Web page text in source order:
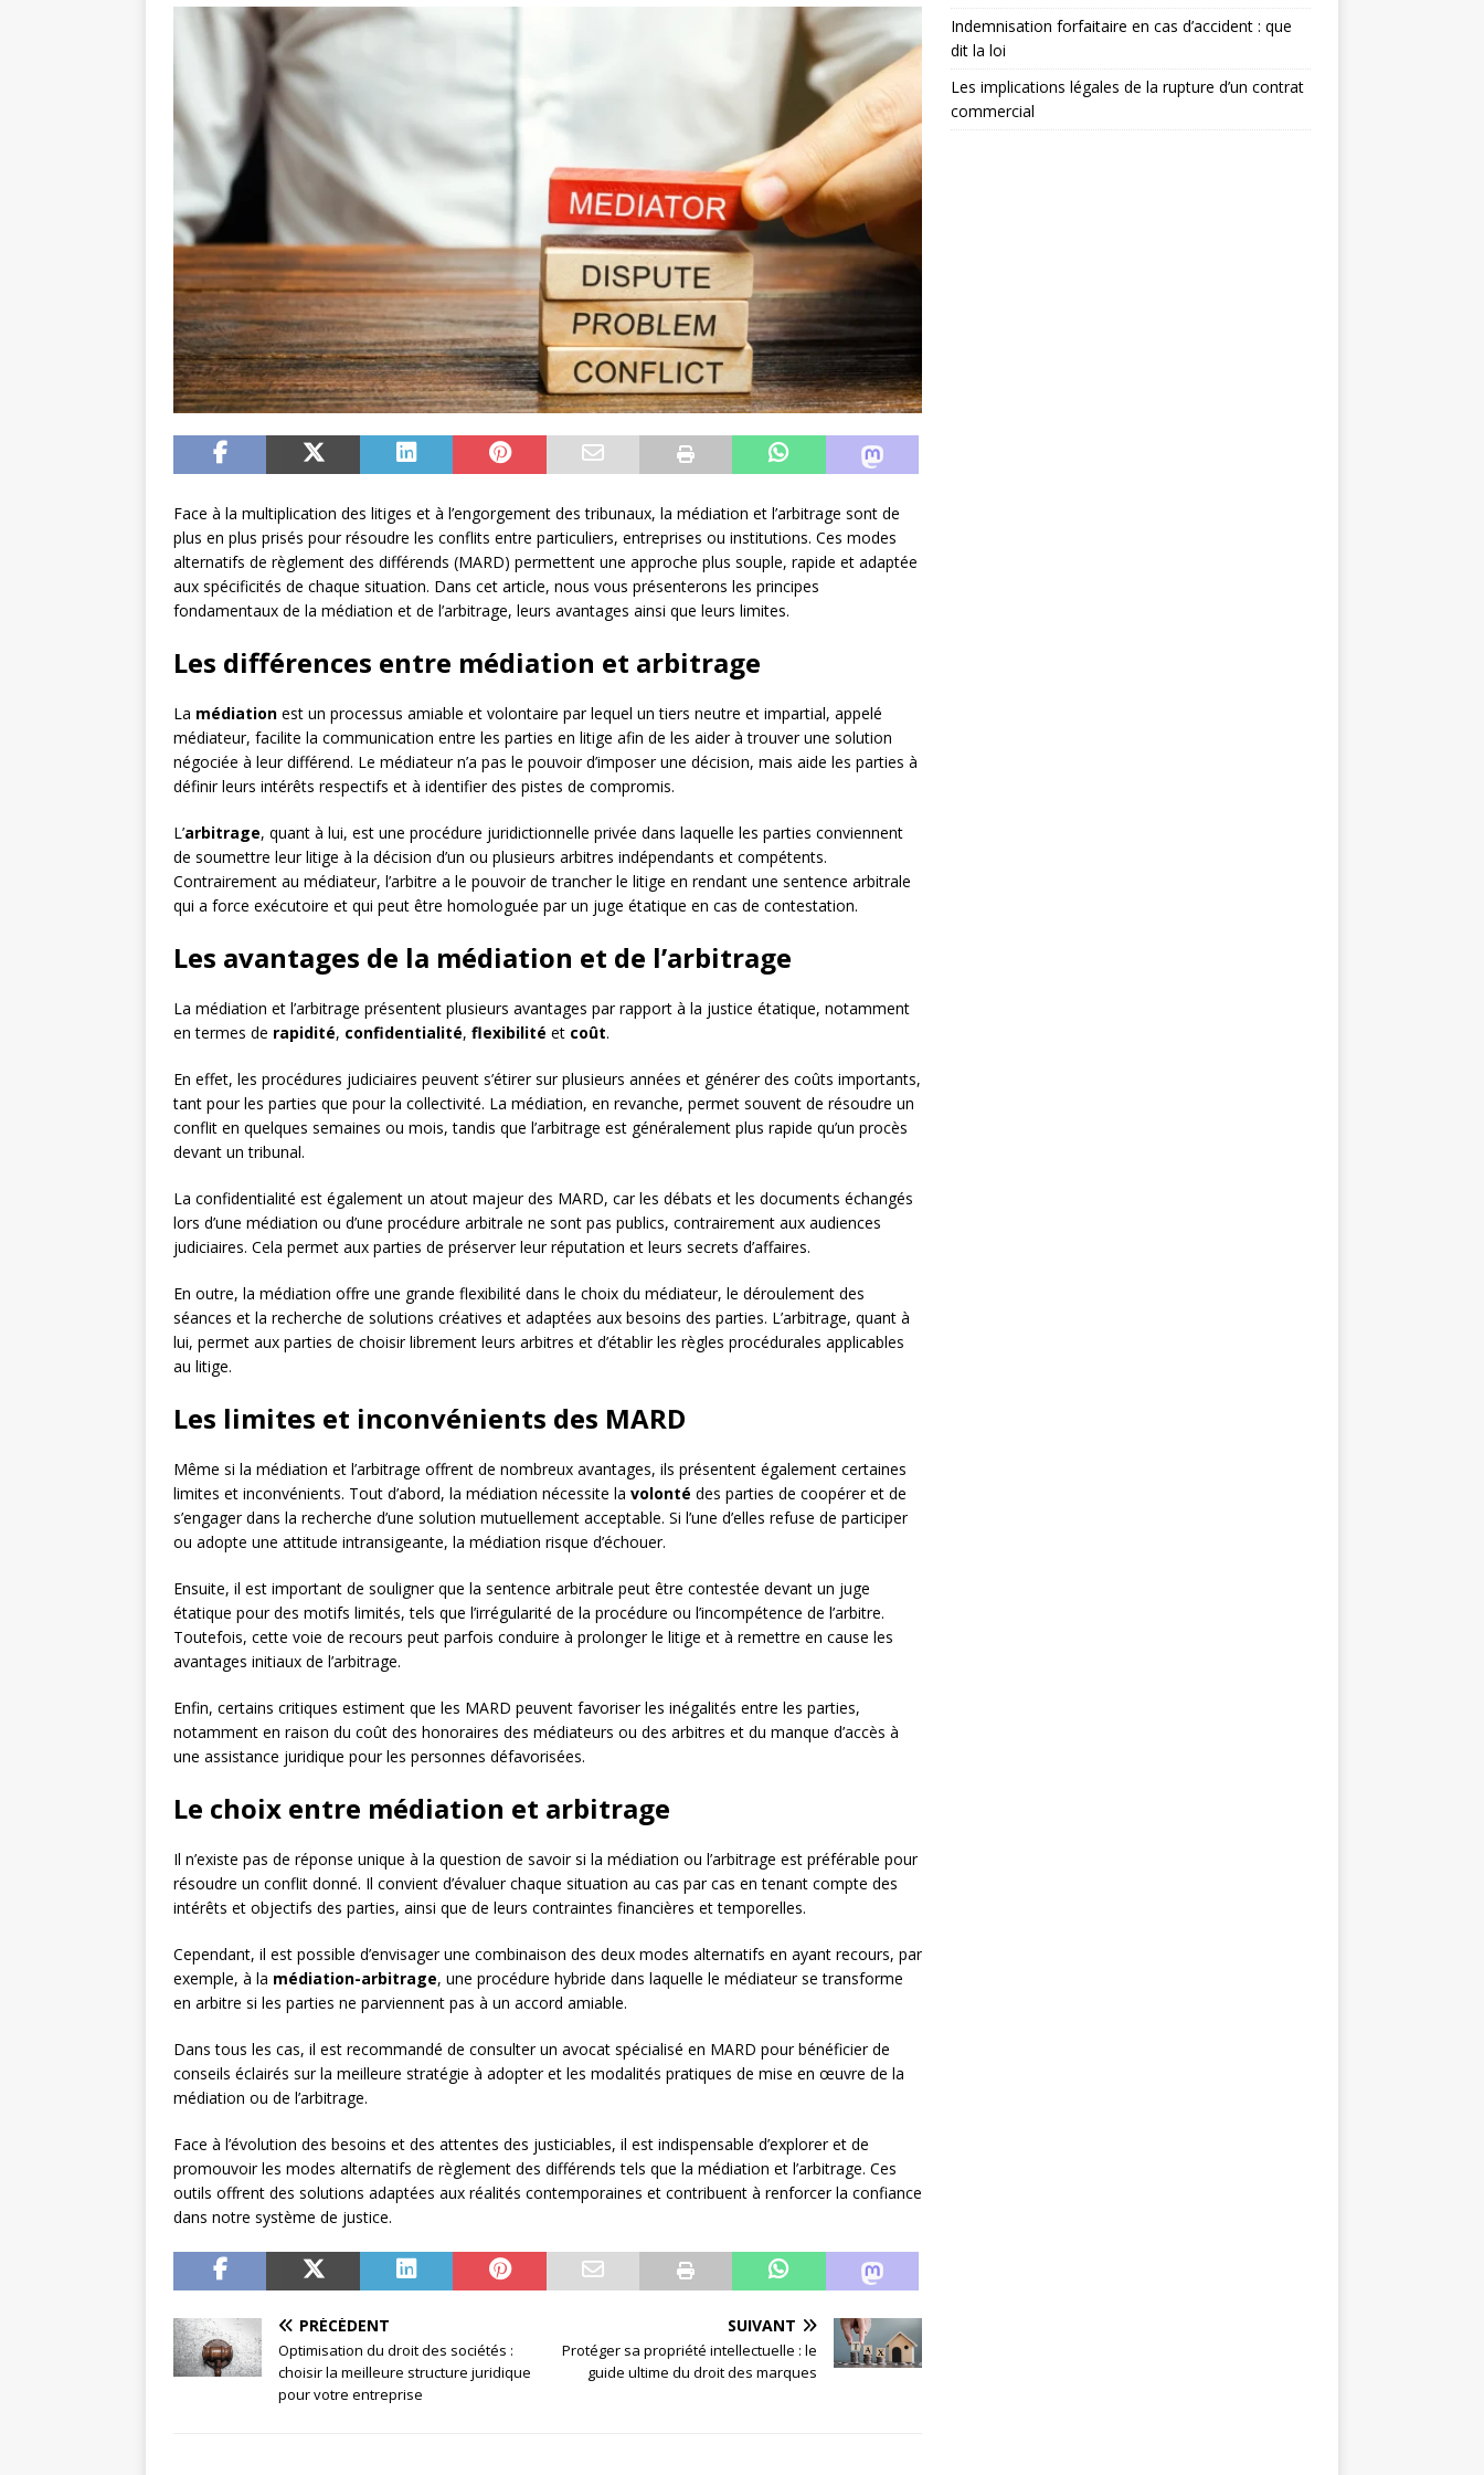
Face à la multiplication des litiges et à l’engorgement des tribunaux, la médiation et l’arbitrage sont de
plus en plus prisés pour résoudre les conflits entre particuliers, entreprises ou institutions. Ces modes
alternatifs de règlement des différends (MARD) permettent une approche plus souple, rapide et adaptée
aux spécificités de chaque situation. Dans cet article, nous vous présenterons les principes
fondamentaux de la médiation et de l’arbitrage, leurs avantages ainsi que leurs limites.
Les différences entre médiation et arbitrage
La médiation est un processus amiable et volontaire par lequel un tiers neutre et impartial, appelé
médiateur, facilite la communication entre les parties en litige afin de les aider à trouver une solution
négociée à leur différend. Le médiateur n’a pas le pouvoir d’imposer une décision, mais aide les parties à
définir leurs intérêts respectifs et à identifier des pistes de compromis.
L’arbitrage, quant à lui, est une procédure juridictionnelle privée dans laquelle les parties conviennent
de soumettre leur litige à la décision d’un ou plusieurs arbitres indépendants et compétents.
Contrairement au médiateur, l’arbitre a le pouvoir de trancher le litige en rendant une sentence arbitrale
qui a force exécutoire et qui peut être homologuée par un juge étatique en cas de contestation.
Les avantages de la médiation et de l’arbitrage
La médiation et l’arbitrage présentent plusieurs avantages par rapport à la justice étatique, notamment
en termes de rapidité, confidentialité, flexibilité et coût.
En effet, les procédures judiciaires peuvent s’étirer sur plusieurs années et générer des coûts importants,
tant pour les parties que pour la collectivité. La médiation, en revanche, permet souvent de résoudre un
conflit en quelques semaines ou mois, tandis que l’arbitrage est généralement plus rapide qu’un procès
devant un tribunal.
La confidentialité est également un atout majeur des MARD, car les débats et les documents échangés
lors d’une médiation ou d’une procédure arbitrale ne sont pas publics, contrairement aux audiences
judiciaires. Cela permet aux parties de préserver leur réputation et leurs secrets d’affaires.
En outre, la médiation offre une grande flexibilité dans le choix du médiateur, le déroulement des
séances et la recherche de solutions créatives et adaptées aux besoins des parties. L’arbitrage, quant à
lui, permet aux parties de choisir librement leurs arbitres et d’établir les règles procédurales applicables
au litige.
Les limites et inconvénients des MARD
Même si la médiation et l’arbitrage offrent de nombreux avantages, ils présentent également certaines
limites et inconvénients. Tout d’abord, la médiation nécessite la volonté des parties de coopérer et de
s’engager dans la recherche d’une solution mutuellement acceptable. Si l’une d’elles refuse de participer
ou adopte une attitude intransigeante, la médiation risque d’échouer.
Ensuite, il est important de souligner que la sentence arbitrale peut être contestée devant un juge
étatique pour des motifs limités, tels que l’irrégularité de la procédure ou l’incompétence de l’arbitre.
Toutefois, cette voie de recours peut parfois conduire à prolonger le litige et à remettre en cause les
avantages initiaux de l’arbitrage.
Enfin, certains critiques estiment que les MARD peuvent favoriser les inégalités entre les parties,
notamment en raison du coût des honoraires des médiateurs ou des arbitres et du manque d’accès à
une assistance juridique pour les personnes défavorisées.
Le choix entre médiation et arbitrage
Il n’existe pas de réponse unique à la question de savoir si la médiation ou l’arbitrage est préférable pour
résoudre un conflit donné. Il convient d’évaluer chaque situation au cas par cas en tenant compte des
intérêts et objectifs des parties, ainsi que de leurs contraintes financières et temporelles.
Cependant, il est possible d’envisager une combinaison des deux modes alternatifs en ayant recours, par
exemple, à la médiation-arbitrage, une procédure hybride dans laquelle le médiateur se transforme
en arbitre si les parties ne parviennent pas à un accord amiable.
Dans tous les cas, il est recommandé de consulter un avocat spécialisé en MARD pour bénéficier de
conseils éclairés sur la meilleure stratégie à adopter et les modalités pratiques de mise en œuvre de la
médiation ou de l’arbitrage.
Face à l’évolution des besoins et des attentes des justiciables, il est indispensable d’explorer et de
promouvoir les modes alternatifs de règlement des différends tels que la médiation et l’arbitrage. Ces
outils offrent des solutions adaptées aux réalités contemporaines et contribuent à renforcer la confiance
dans notre système de justice.
PRÉCÉDENT
Optimisation du droit des sociétés :
choisir la meilleure structure juridique
pour votre entreprise
SUIVANT
Protéger sa propriété intellectuelle : le
guide ultime du droit des marques
Indemnisation forfaitaire en cas d’accident : que
dit la loi
Les implications légales de la rupture d’un contrat
commercial